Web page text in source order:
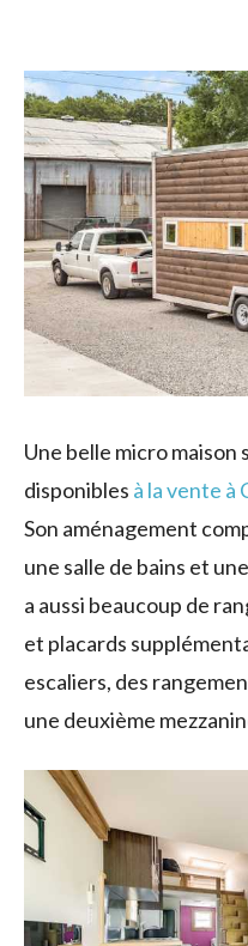
Une belle micro
disponibles à la vente à
Son aménagement
une salle de bains et
a aussi beaucoup de
et placards
escaliers, des
une deuxième